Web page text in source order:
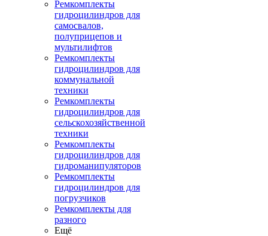
Ремкомплекты
гидроцилиндров для
самосвалов,
полуприцепов и
мультилифтов
Ремкомплекты
гидроцилиндров для
коммунальной
техники
Ремкомплекты
гидроцилиндров для
сельскохозяйственной
техники
Ремкомплекты
гидроцилиндров для
гидроманипуляторов
Ремкомплекты
гидроцилиндров для
погрузчиков
Ремкомплекты для
разного
Ещё